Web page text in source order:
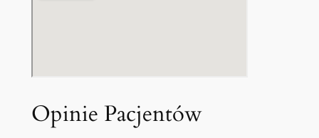
Opinie Pacjentów